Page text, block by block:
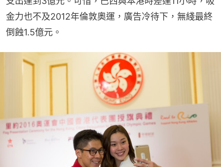
金力也不及2012年倫敦奧運，廣告冷待下，無綫最終
倒蝕1.5億元。